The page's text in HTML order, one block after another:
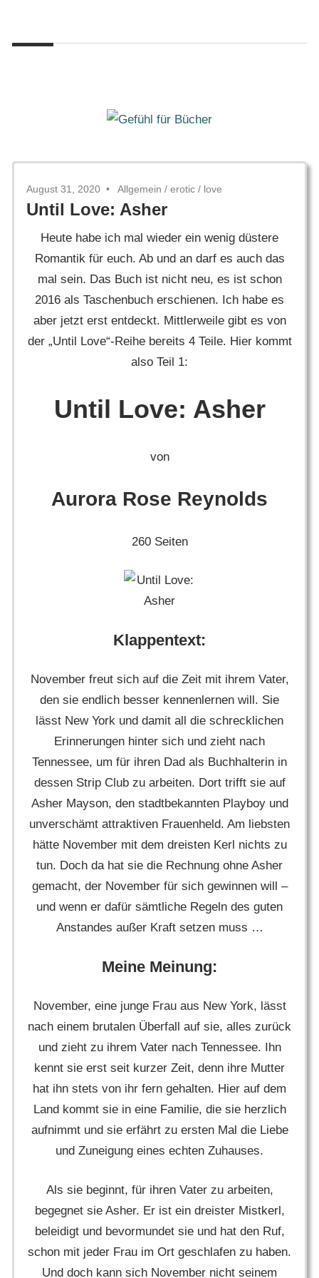
springen
Gefühl
für
August 31, 2020 Allgemein / erotic / love
Until Love: Asher
Heute habe ich mal wieder ein wenig düstere
Romantik für euch. Ab und an darf es auch das
mal sein. Das Buch ist nicht neu, es ist schon
2016 als Taschenbuch erschienen. Ich habe es
aber jetzt erst entdeckt. Mittlerweile gibt es von
der „Until Love“-Reihe bereits 4 Teile. Hier kommt
also Teil 1:
Until Love: Asher
von
Aurora Rose Reynolds
260 Seiten
Klappentext:
November freut sich auf die Zeit mit ihrem Vater,
den sie endlich besser kennenlernen will. Sie
lässt New York und damit all die schrecklichen
Erinnerungen hinter sich und zieht nach
Tennessee, um für ihren Dad als Buchhalterin in
dessen Strip Club zu arbeiten. Dort trifft sie auf
Asher Mayson, den stadtbekannten Playboy und
unverschämt attraktiven Frauenheld. Am liebsten
hätte November mit dem dreisten Kerl nichts zu
tun. Doch da hat sie die Rechnung ohne Asher
gemacht, der November für sich gewinnen will –
und wenn er dafür sämtliche Regeln des guten
Anstandes außer Kraft setzen muss …
Meine Meinung:
November, eine junge Frau aus New York, lässt
nach einem brutalen Überfall auf sie, alles zurück
und zieht zu ihrem Vater nach Tennessee. Ihn
kennt sie erst seit kurzer Zeit, denn ihre Mutter
hat ihn stets von ihr fern gehalten. Hier auf dem
Land kommt sie in eine Familie, die sie herzlich
aufnimmt und sie erfährt zu ersten Mal die Liebe
und Zuneigung eines echten Zuhauses.
Als sie beginnt, für ihren Vater zu arbeiten,
begegnet sie Asher. Er ist ein dreister Mistkerl,
beleidigt und bevormundet sie und hat den Ruf,
schon mit jeder Frau im Ort geschlafen zu haben.
Und doch kann sich November nicht seinem